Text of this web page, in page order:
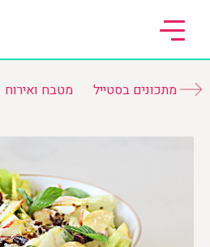
מתכונים בסטייל מטבח ואירוח